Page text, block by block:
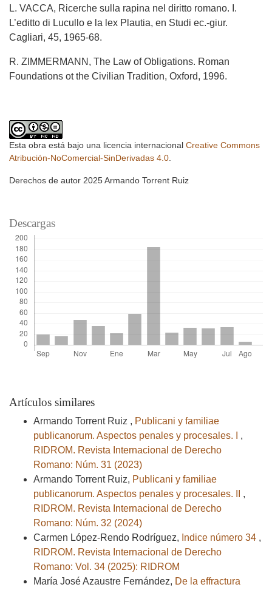
L. VACCA, Ricerche sulla rapina nel diritto romano. I.
L’editto di Lucullo e la lex Plautia, en Studi ec.-giur.
Cagliari, 45, 1965-68.
R. ZIMMERMANN, The Law of Obligations. Roman
Foundations ot the Civilian Tradition, Oxford, 1996.
Esta obra está bajo una licencia internacional Creative Commons
Atribución-NoComercial-SinDerivadas 4.0.
Derechos de autor 2025 Armando Torrent Ruiz
Descargas
Artículos similares
Armando Torrent Ruiz , Publicani y familiae
publicanorum. Aspectos penales y procesales. I ,
RIDROM. Revista Internacional de Derecho
Romano: Núm. 31 (2023)
Armando Torrent Ruiz, Publicani y familiae
publicanorum. Aspectos penales y procesales. II ,
RIDROM. Revista Internacional de Derecho
Romano: Núm. 32 (2024)
Carmen López-Rendo Rodríguez, Indice número 34 ,
RIDROM. Revista Internacional de Derecho
Romano: Vol. 34 (2025): RIDROM
María José Azaustre Fernández, De la effractura